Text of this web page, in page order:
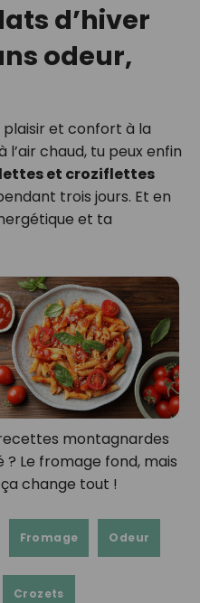
d’hiver
odeur,
plaisir et confort à la
l’air chaud, tu peux enfin
et croziflettes
trois jours. Et en
et ta
montagnardes
Le fromage fond, mais
change tout !
Fromage Odeur
Crozets